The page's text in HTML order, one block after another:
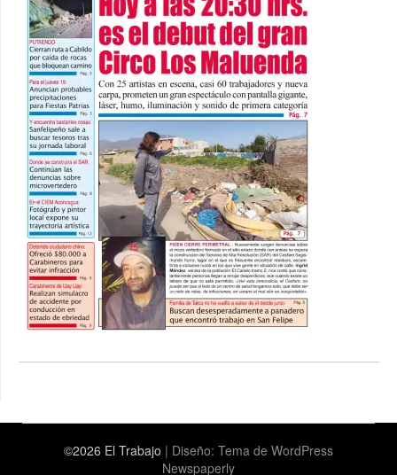
©2026 El Trabajo | Diseño: Tema de WordPress
Newspaperly